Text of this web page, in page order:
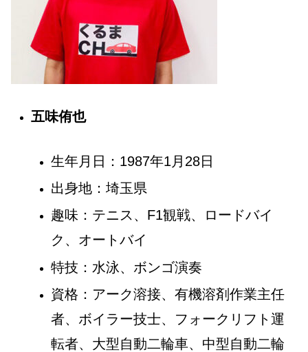
五味侑也
生年月日：1987年1月28日
出身地：埼玉県
趣味：テニス、F1観戦、ロードバイ
ク、オートバイ
特技：水泳、ボンゴ演奏
資格：アーク溶接、有機溶剤作業主任
者、ボイラー技士、フォークリフト運
転者、大型自動二輪車、中型自動二輪